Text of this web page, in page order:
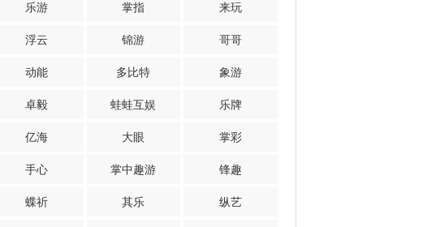
乐游 掌指 来玩
浮云 锦游 哥哥
动能 多比特 象游
卓毅 蛙蛙互娱 乐牌
亿海 大眼 掌彩
手心 掌中趣游 锋趣
蝶祈 其乐 纵艺